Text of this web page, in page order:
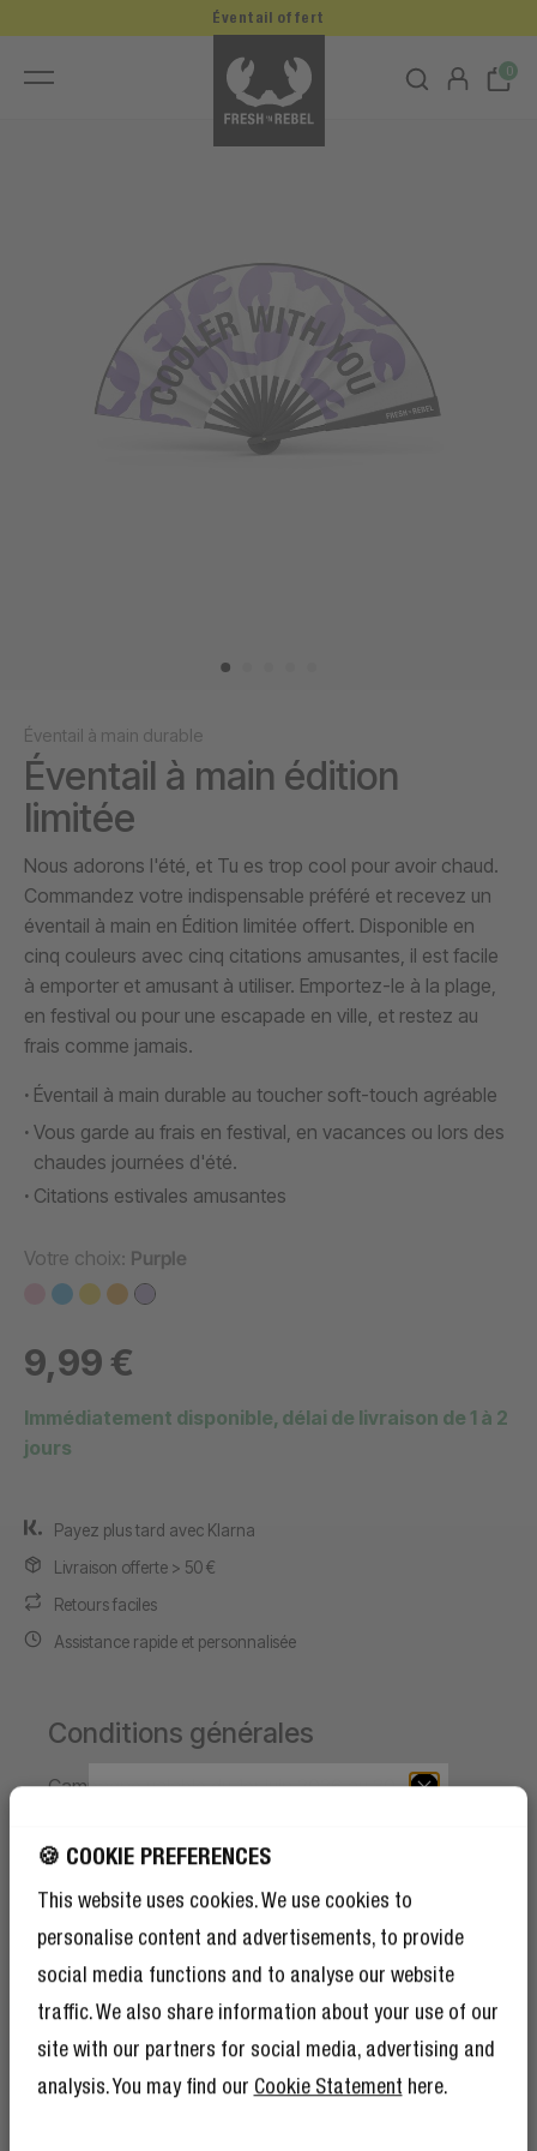
🍪 COOKIE PREFERENCES
This website uses cookies. We use cookies to
personalise content and advertisements, to provide
social media functions and to analyse our website
traffic. We also share information about your use of our
site with our partners for social media, advertising and
analysis. You may find our Cookie Statement here.
0
Éventail offert
Éventail à main durable
Éventail à main édition
limitée
Nous adorons l'été, et Tu es trop cool pour avoir chaud.
Commandez votre indispensable préféré et recevez un
éventail à main en Édition limitée offert. Disponible en
cinq couleurs avec cinq citations amusantes, il est facile
à emporter et amusant à utiliser. Emportez-le à la plage,
en festival ou pour une escapade en ville, et restez au
frais comme jamais.
Éventail à main durable au toucher soft-touch agréable
Vous garde au frais en festival, en vacances ou lors des
chaudes journées d'été.
Citations estivales amusantes
Votre choix: Purple
9,99 €
Immédiatement disponible, délai de livraison de 1 à 2
jours
Payez plus tard avec Klarna
Livraison offerte > 50 €
Retours faciles
Assistance rapide et personnalisée
Conditions générales
Campagne valable du 1er juin 2026 au 30 août
par commande, dans la limite des stocks
disponibles.
Pour recevoir l'éventail à main offert, ajoutez
Puis choisissez la couleur de votre éventail à main
et ajoutez-le vous-même au panier.
La réduction sera appliquée automatiquement lors
DE RÉDUCTION SUR
VOTRE PROCHAINE
COMMANDE !
pas, devenir membre du Rebel Club signifie
également que vous bénéficierez de
nombreux autres avantages.En savoir plus
ici.